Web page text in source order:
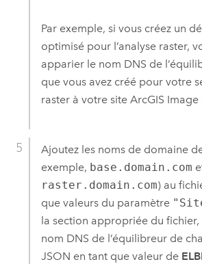
Par exemple, si vous créez un
optimisé pour l’analyse raster,
apparier le nom DNS de
que vous avez créé pour votre
raster à votre site ArcGIS Image
Ajoutez les noms de domaine
exemple, base.domain.com
raster.domain.com) au
que valeurs du paramètre
la section appropriée du fichier,
nom DNS de l’équilibreur de
JSON en tant que valeur de